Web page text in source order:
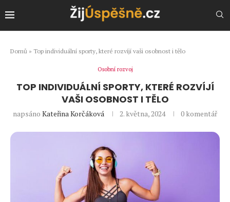
Domů » Top individuální sporty, které rozvíjí vaši osobnost i tělo
Osobní rozvoj
TOP INDIVIDUÁLNÍ SPORTY, KTERÉ ROZVÍJÍ
VAŠI OSOBNOST I TĚLO
napsáno Kateřina Korčáková 2. května, 2024 0 komentář